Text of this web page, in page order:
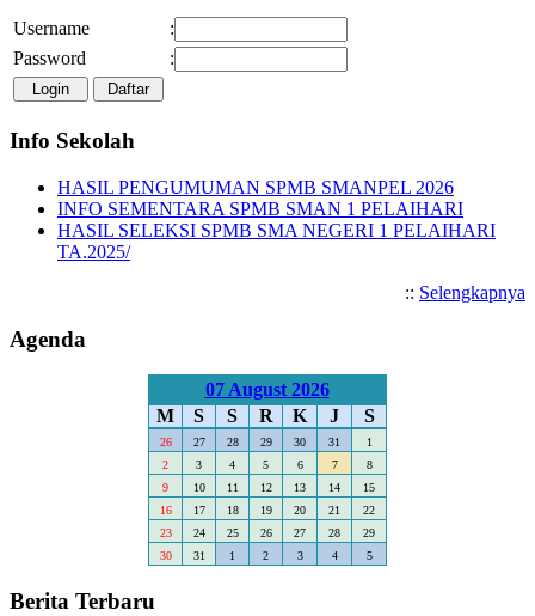
Username
:
Password
:
Info Sekolah
HASIL PENGUMUMAN SPMB SMANPEL 2026
INFO SEMENTARA SPMB SMAN 1 PELAIHARI
HASIL SELEKSI SPMB SMA NEGERI 1 PELAIHARI
TA.2025/
:: Selengkapnya
Agenda
07 August 2026
M
S S R K J S
26 27 28 29 30 31
1
2
3 4 5 6 7
8
9
10 11 12 13 14
15
16
17 18 19 20 21
22
23
24 25 26 27 28
29
30
31 1 2 3 4 5
Berita Terbaru